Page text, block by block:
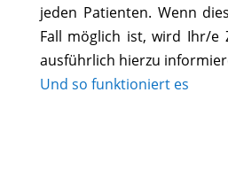
jeden Patienten. Wenn
Fall möglich ist, wird Ihr/e
ausführlich hierzu
Und so funktioniert es